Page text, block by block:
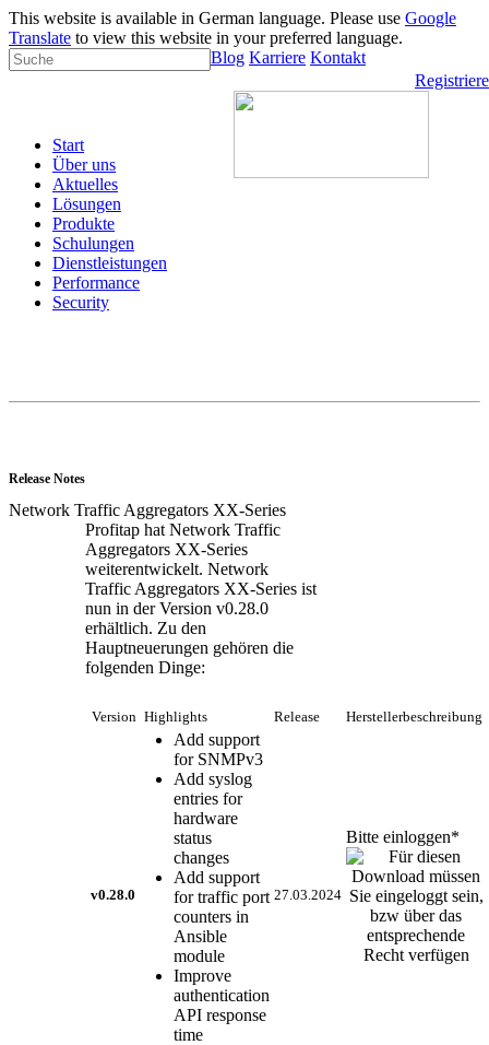
This website is available in German language. Please use Google
Translate to view this website in your preferred language.
Blog Karriere Kontakt
Start
Über uns
Aktuelles
Lösungen
Produkte
Schulungen
Dienstleistungen
Performance
Security
Release Notes
Network Traffic Aggregators XX-Series
Profitap hat Network Traffic
Aggregators XX-Series
weiterentwickelt. Network
Traffic Aggregators XX-Series ist
nun in der Version v0.28.0
erhältlich. Zu den
Hauptneuerungen gehören die
folgenden Dinge:
Version Highlights Release Herstellerbeschreibung
v0.28.0
Add support
for SNMPv3
Add syslog
entries for
hardware
status
changes
Add support
for traffic port
counters in
Ansible
module
Improve
authentication
API response
time
27.03.2024
Bitte einloggen*